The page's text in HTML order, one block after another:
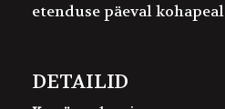
etenduse päeval
DETAILID